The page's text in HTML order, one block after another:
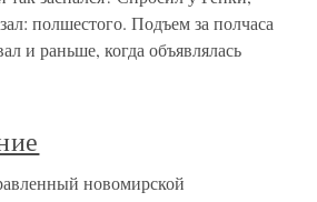
полшестого. Подъем за полчаса
и раньше, когда объявлялась
новомирской